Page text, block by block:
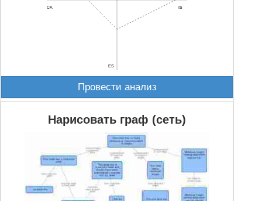
CA
ES
IS
Провести анализ
Нарисовать граф (сеть)